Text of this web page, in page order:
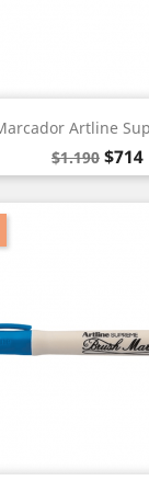
Artline
Precio
base
$1.190 Precio
$714